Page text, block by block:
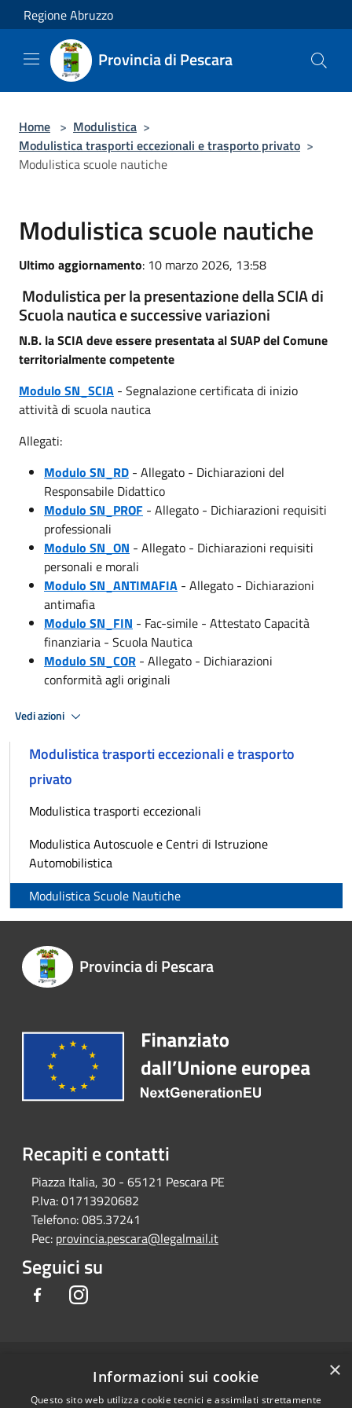
Salta al contenuto principale
Regione Abruzzo
Provincia di Pescara
Home > Modulistica >
Modulistica trasporti eccezionali e trasporto privato >
Modulistica scuole nautiche
Modulistica scuole nautiche
Ultimo aggiornamento: 10 marzo 2026, 13:58
Modulistica per la presentazione della SCIA di
Scuola nautica e successive variazioni
N.B. la SCIA deve essere presentata al SUAP del Comune
territorialmente competente
Modulo SN_SCIA - Segnalazione certificata di inizio
attività di scuola nautica
Allegati:
Modulo SN_RD - Allegato - Dichiarazioni del
Responsabile Didattico
Modulo SN_PROF - Allegato - Dichiarazioni requisiti
professionali
Modulo SN_ON - Allegato - Dichiarazioni requisiti
personali e morali
Modulo SN_ANTIMAFIA - Allegato - Dichiarazioni
antimafia
Modulo SN_FIN - Fac-simile - Attestato Capacità
finanziaria - Scuola Nautica
Modulo SN_COR - Allegato - Dichiarazioni
conformità agli originali
Vedi azioni
Modulistica trasporti eccezionali e trasporto
privato
Modulistica trasporti eccezionali
Modulistica Autoscuole e Centri di Istruzione
Automobilistica
Modulistica Scuole Nautiche
Provincia di Pescara
Recapiti e contatti
Piazza Italia, 30 - 65121 Pescara PE
P.Iva:01713920682
Telefono:085.37241
Pec: provincia.pescara@legalmail.it
Seguici su
FacebookInstagram
Copyright © 2026 • Provincia di×
Informazioni sui cookie
Questo sito web utilizza cookie tecnici e assimilati strettamente